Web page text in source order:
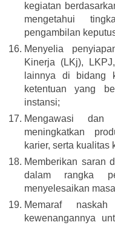
kegiatan
mengetahui
pengambilan
Menyelia
Kinerja (LKj),
lainnya di bidang
ketentuan yang
instansi;
Mengawasi dan
meningkatkan
karier, serta kualitas
Memberikan saran
dalam rangka
menyelesaikan
Memaraf
kewenangannya